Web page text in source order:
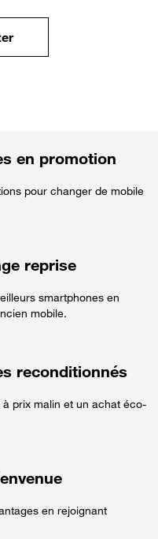
en promotion
pour changer de mobile
reprise
smartphones en
mobile.
reconditionnés
à prix malin et un achat éco-
en rejoignant